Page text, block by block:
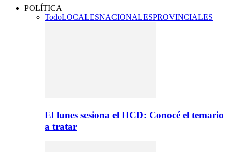
POLÍTICA
TodoLOCALESNACIONALESPROVINCIALES
El lunes sesiona el HCD: Conocé el temario
a tratar